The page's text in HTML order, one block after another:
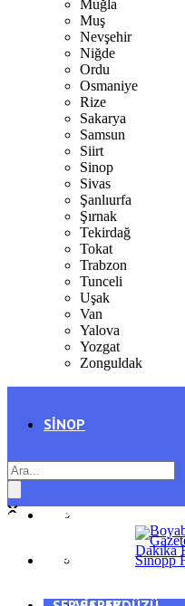
Muğla
Muş
Nevşehir
Niğde
Ordu
Osmaniye
Rize
Sakarya
Samsun
Siirt
Sinop
Sivas
Şanlıurfa
Şırnak
Tekirdağ
Tokat
Trabzon
Tunceli
Uşak
Van
Yalova
Yozgat
Zonguldak
SINOP
AYANCIK
GENEL
SPOR